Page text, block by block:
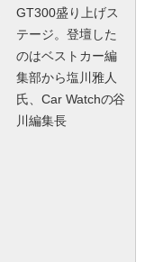
GT300盛り上げス
テージ。登壇した
のはベストカー編
集部から塩川雅人
氏、Car Watchの谷
川編集長